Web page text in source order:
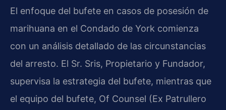
El enfoque del bufete en casos de posesión de
marihuana en el Condado de York comienza
con un análisis detallado de las circunstancias
del arresto. El Sr. Sris, Propietario y Fundador,
supervisa la estrategia del bufete, mientras que
el equipo del bufete, Of Counsel (Ex Patrullero